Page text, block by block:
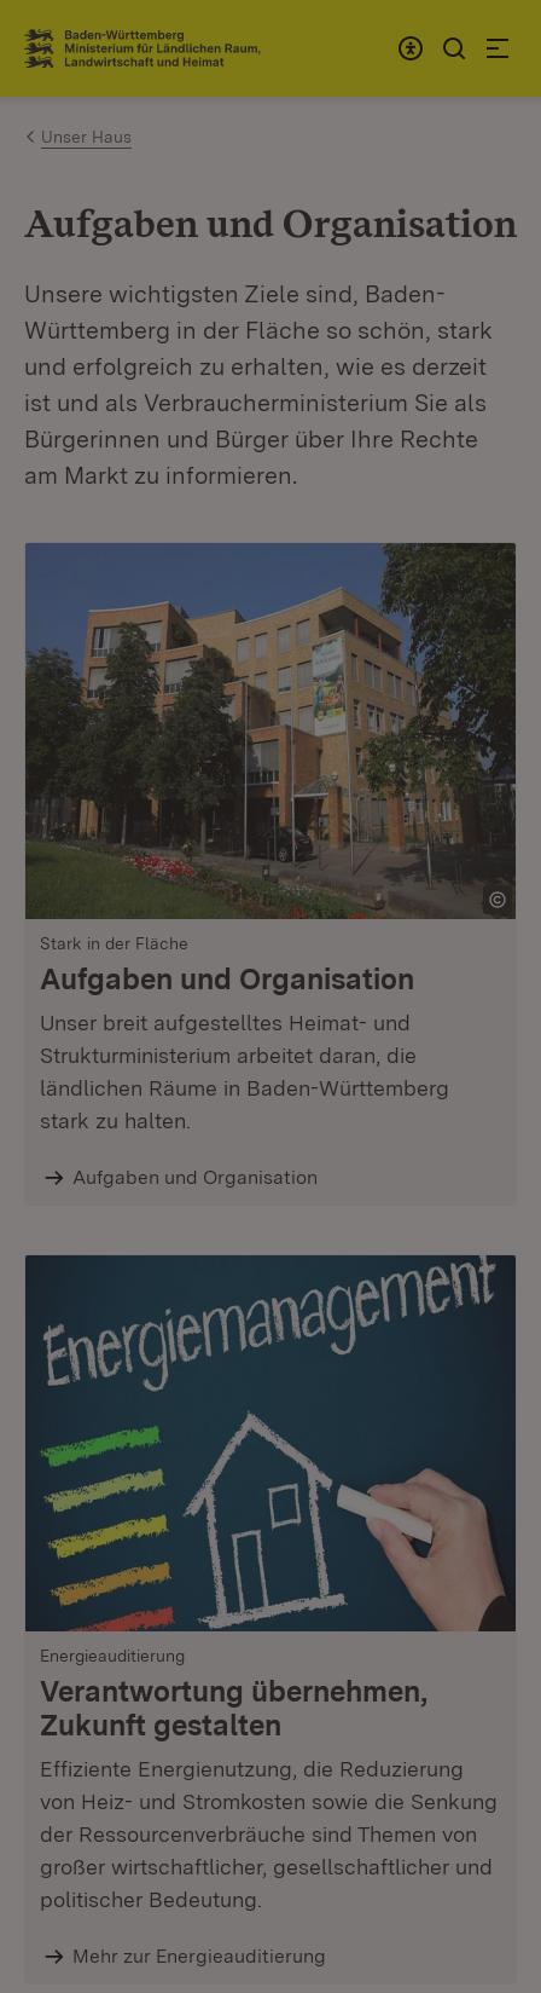
Zum Inhalt springen
Link zur Startseite
Unser Haus
Aufgaben und Organisation
Unsere wichtigsten Ziele sind, Baden-
Württemberg in der Fläche so schön, stark
und erfolgreich zu erhalten, wie es derzeit
ist und als Verbraucherministerium Sie als
Bürgerinnen und Bürger über Ihre Rechte
am Markt zu informieren.
Stark in der Fläche
Aufgaben und Organisation
Unser breit aufgestelltes Heimat- und
Strukturministerium arbeitet daran, die
ländlichen Räume in Baden-Württemberg
stark zu halten.
Aufgaben und Organisation
Energieauditierung
Verantwortung übernehmen,
Zukunft gestalten
Effiziente Energienutzung, die Reduzierung
von Heiz- und Stromkosten sowie die Senkung
der Ressourcenverbräuche sind Themen von
großer wirtschaftlicher, gesellschaftlicher und
politischer Bedeutung.
Mehr zur Energieauditierung